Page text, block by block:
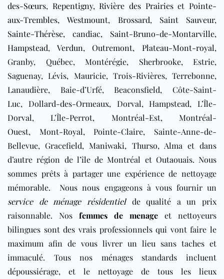
des-Sœurs, Repentigny,Rivière des PrairiesetPointe-
aux-Trembles,Westmount, Brossard, Saint Sauveur,
Sainte-Thérèse, candiac, Saint-Bruno-de-Montarville,
Hampstead, Verdun,Outremont,Plateau-Mont-royal,
Granby, Québec, Montérégie, Sherbrooke, Estrie,
Saguenay, Lévis, Mauricie, Trois-Rivières, Terrebonne,
Lanaudière, Baie-d’Urfé, Beaconsfield, Côte-Saint-
Luc, Dollard-des-Ormeaux, Dorval, Hampstead, L’Île-
Dorval, L’Île-Perrot, Montréal-Est, Montréal-
Ouest, Mont-Royal, Pointe-Claire, Sainte-Anne-de-
Bellevue, Gracefield, Maniwaki, Thurso, Alma et dans
d’autre région de l’île de Montréal et Outaouais. Nous
sommes prêts à partager une expérience de nettoyage
mémorable. Nous nous engageons à vous fournir un
service de ménage résidentielde qualité a un prix
raisonnable. Nos femmes de menage
et nettoyeurs
bilingues sont des vrais professionnels qui vont faire le
maximum afin de vous livrer un lieu sans taches et
immaculé. Tous nos ménages standards incluent
dépoussiérage, et le nettoyage de tous les lieux